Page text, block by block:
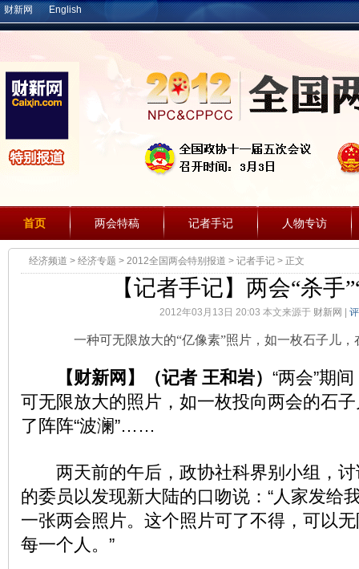
财新网 English
首页 两会特稿 记者手记 人物专访
经济频道 > 经济专题 > 2012全国两会特别报道 > 记者手记 > 正文
【记者手记】两会“杀手
2012年03月13日 20:03 本文来源于 财新网
一种可无限放大的“亿像素”照片，如一枚石子儿，
【财新网】（记者 王和岩） “两会”期
可无限放大的照片，如一枚投向两会的石
了阵阵“波澜”……
两天前的午后，政协社科界别小组，讨
的委员以发现新大陆的口吻说：“人家发给
一张两会照片。这个照片可了不得，可以
每一个人。”